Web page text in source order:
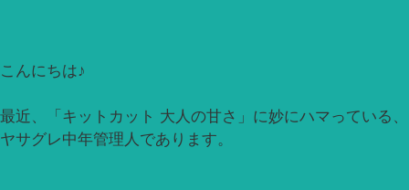
こんにちは♪
最近、「キットカット 大人の甘さ」に妙にハマっている、
ヤサグレ中年管理人であります。